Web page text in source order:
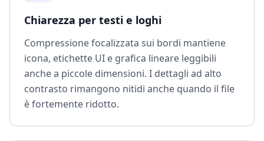
Chiarezza per testi e loghi
Compressione focalizzata sui bordi mantiene
icona, etichette UI e grafica lineare leggibili
anche a piccole dimensioni. I dettagli ad alto
contrasto rimangono nitidi anche quando il file
è fortemente ridotto.